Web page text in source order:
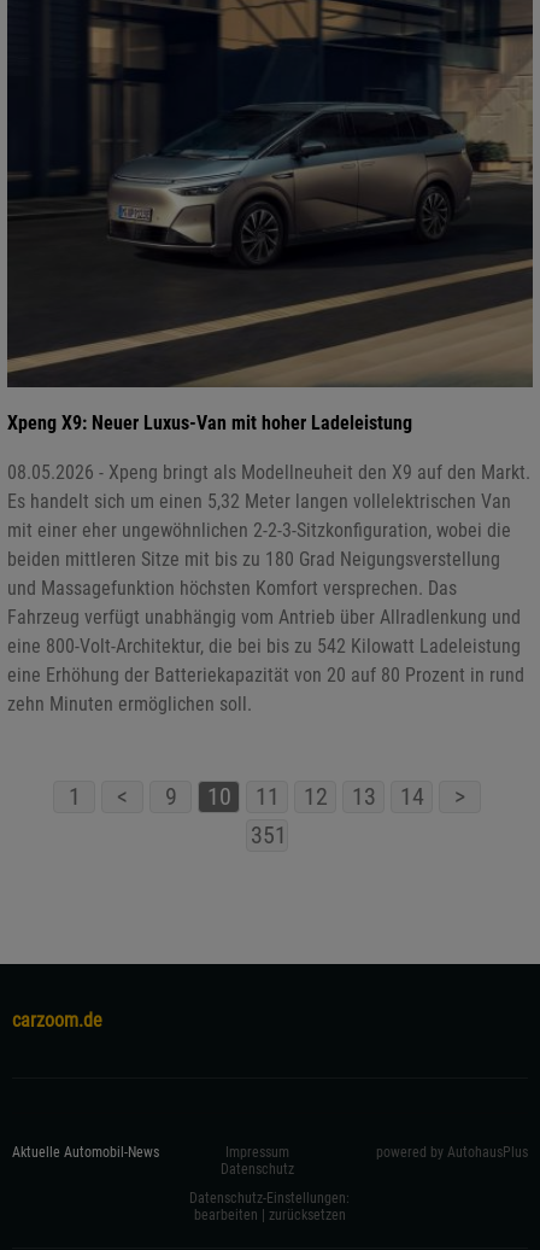
Xpeng X9: Neuer Luxus-Van mit hoher Ladeleistung
08.05.2026 - Xpeng bringt als Modellneuheit den X9 auf den Markt.
Es handelt sich um einen 5,32 Meter langen vollelektrischen Van
mit einer eher ungewöhnlichen 2-2-3-Sitzkonfiguration, wobei die
beiden mittleren Sitze mit bis zu 180 Grad Neigungsverstellung
und Massagefunktion höchsten Komfort versprechen. Das
Fahrzeug verfügt unabhängig vom Antrieb über Allradlenkung und
eine 800-Volt-Architektur, die bei bis zu 542 Kilowatt Ladeleistung
eine Erhöhung der Batteriekapazität von 20 auf 80 Prozent in rund
zehn Minuten ermöglichen soll.
1 < 9 10 11 12 13 14
>
351
carzoom.de
Aktuelle Automobil-News
Impressum
Datenschutz
Datenschutz-Einstellungen:
bearbeiten
zurücksetzen
powered by AutohausPlus